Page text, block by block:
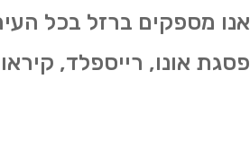
אנו מספקים ברזל בכל
פסגת אונו, רייספלד,